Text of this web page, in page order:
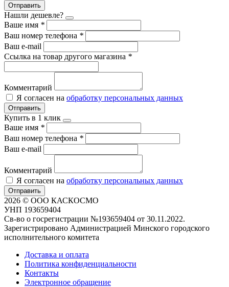
Отправить
Нашли дешевле?
Ваше имя *
Ваш номер телефона *
Ваш e-mail
Ссылка на товар другого магазина *
Комментарий
Я согласен на обработку персональных данных
Отправить
Купить в 1 клик
Ваше имя *
Ваш номер телефона *
Ваш e-mail
Комментарий
Я согласен на обработку персональных данных
Отправить
2026 © ООО КАСКОСМО
УНП 193659404
Св-во о госрегистрации №193659404 от 30.11.2022.
Зарегистрировано Администрацией Минского городского
исполнительного комитета
Доставка и оплата
Политика конфиденциальности
Контакты
Электронное обращение